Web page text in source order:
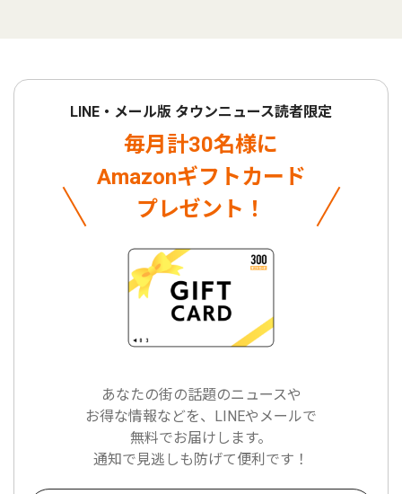
LINE・メール版 タウンニュース読者限定
毎月計30名様に
Amazonギフトカード
プレゼント！
あなたの街の話題のニュースや
お得な情報などを、LINEやメールで
無料でお届けします。
通知で見逃しも防げて便利です！